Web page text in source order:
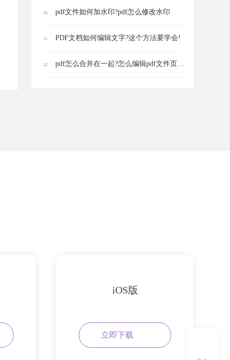
10. pdf文件如何加水印?pdf怎么修改水印
11. PDF文档如何编辑文字?这个方法要学会!
12. pdf怎么合并在一起?怎么编辑pdf文件页眉页脚
iOS版
立即下载